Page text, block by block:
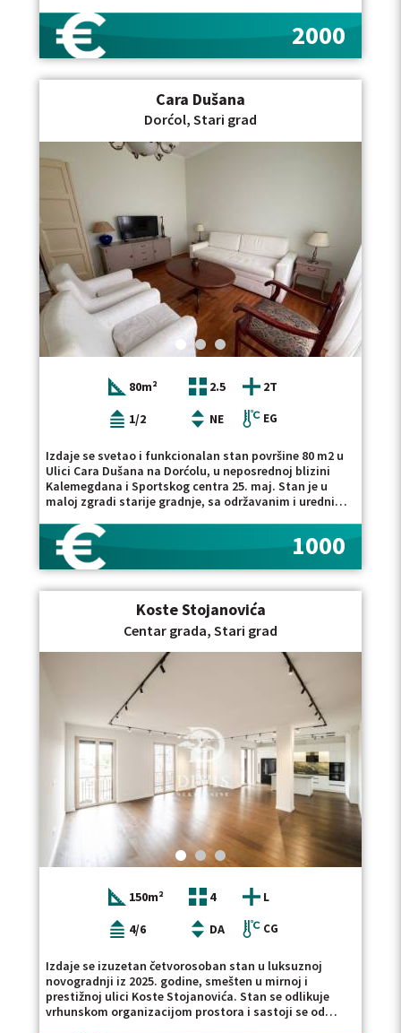
funkcionalan raspored, obilje prirodne svetlosti i
izuzetna prostranost. Na prvom nivou nalaze se ulazni
deo, komforan dnevni boravak sa izlazom na
prostranu terasu sa panoramskim pogledom na grad,
tri spavaće sobe, od kojih je jedna master soba sa
sopstvenim kupatilom, kao i dodatno kupatilo. Dve
spavaće sobe poseduju nove klima uređaje, dok se na
galeriji nalazi još jedna klima koja hladi celokupnu
dnevnu zonu. Drugi nivo čini galerijski prostor koji, u
skladu sa potrebama budućih zakupaca, može imati
različite namene &ndash; radni prostor, biblioteku, TV
salon ili dodatnu zonu za odmor. Galerija ima izlaz na
impresivnu terasu površine 30 m&sup2;, idealnu za
uživanje tokom toplijih meseci. U okviru ovog nivoa
nalazi se i dodatni mokri čvor, koji je trenutno
organizovan kao vešernica. Posebna pažnja posvećena
je funkcionalnosti i tehničkim rešenjima, uključujući
sistem hlađenja putem samoventilirajućeg krova, koji
doprinosi prijatnoj temperaturi tokom letnjih meseci.
Grejanje je niskotemperaturno, na struju,
kombinacijom podnog i radijatorskog sistema,
pružajući visok nivo komfora tokom cele godine.
Lokacija pruža idealan balans između privatnosti i
Kalemegdana, škola, vrtića, restorana i svih sadržaja
površina stana iznosi 192 m&sup2;, od čega 150
m&sup2; čini grejna površina, dok dve terase
zauzimaju ukupno 42 m&sup2;. Nekretnina je uknjižena
1/1 na vlasnika, na ukupnu površinu od 192 m&sup2;.
Stan je pet friendly i useljiv po dogovoru. Retka prilika
na jednoj od najtraženijih lokacija u gradu. Dupleks na
Dorćolu sa tri spavaće sobe, dve terase i panoramskim
pogledom predstavlja odličan izbor za udoban život u
centru Beograda. Ukoliko tražite stan sa tri spavaće
sobe u centru grada pogledajte i našu ponudu stanova
na Dorćolu kao i stanove za izdavanje na opštini Stari
grad. Posrednička naknada se obračunava u skladu sa
Opštim uslovima poslovanja agencije DIVIS
NEKRETNINE DOO.
2000
Cara Dušana
Dorćol, Stari grad
80m² 2.5
2T
1/2
NE EG
Izdaje se svetao i funkcionalan stan površine 80 m2 u
Ulici Cara Dušana na Dorćolu, u neposrednoj blizini
Kalemegdana i Sportskog centra 25. maj. Stan je u
maloj zgradi starije gradnje, sa održavanim i urednim
zgarde za stanare. Na svega nekoliko minuta pešačke
udaljenosti od Kalemegdana i 25. Maja. Veoma
prijatan, svetao, sa komfornim prostorijama,
funkcionalnog rasporeda, prostranog ulaznog dela iz
koga se pristupa svim prostorijama; dnevni boravak,
spavaća soba, kupatilo, kuhinja sa izlazom na terasu,
trpezarijom i ostavom. Stan je opremljen, veoma
uredan i održavan. Grejanje je na struju uz inverter
klime. Dvostrano je orijentisan obiluje prirodnim
svetlom, dve terase sa pogledom na dvorište i krošnje
drveća. Lokacija predstavlja jednu od najvećih
prednosti ove nekretnine. U neposrednoj blizini nalaze
se prodavnice, škole, vrtići, apoteke, restorani, kao i
stajališta više linija gradskog prevoza, što omogućava
brzu i jednostavnu povezanost sa svim delovima
grada. Ovaj dvoiposoban stan na Dorćolu površine
80m2 nalazi se na prvom spratu uredne zgrade, ima
etažno grejanje i predstavlja odličan izbor za život ili
investiciju. Ako tražite nekretninu na sličnoj lokaciji,
pogledajte i našu ponudu stanova za izdavanje na
Starom gradu, kao i ponudu stanova za izdavanje na
Vračaru. Posrednička naknada se obračunava u skladu
sa Opštim uslovima poslovanja agencije DIVIS
1000
Koste Stojanovića
Centar grada, Stari grad
150m² 4
L
4/6
DA CG
Izdaje se izuzetan četvorosoban stan u luksuznoj
novogradnji iz 2025. godine, smešten u mirnoj i
prestižnoj ulici Koste Stojanovića. Stan se odlikuje
vrhunskom organizacijom prostora i sastoji se od